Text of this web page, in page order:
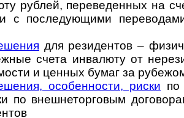
руб­лей, пере­ве­ден­ных на
с после­дую­щими
для ре­зи­ден­тов –
сче­та ин­ва­лю­ту от
и цен­ных бу­маг за
особенности, риски по
по внеш­не­тор­го­вым